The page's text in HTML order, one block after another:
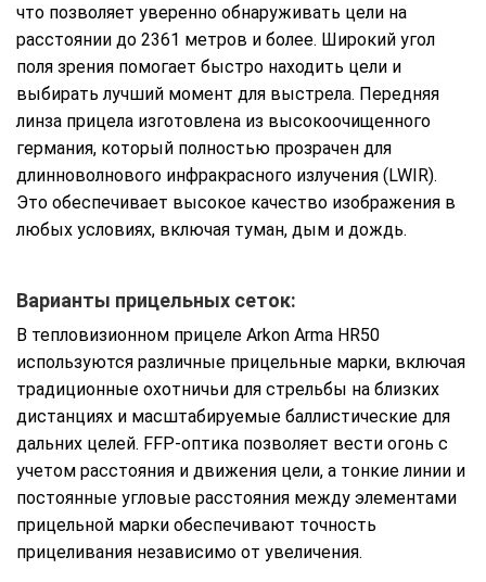
что позволяет уверенно обнаруживать цели на
расстоянии до 2361 метров и более. Широкий угол
поля зрения помогает быстро находить цели и
выбирать лучший момент для выстрела. Передняя
линза прицела изготовлена из высокоочищенного
германия, который полностью прозрачен для
длинноволнового инфракрасного излучения (LWIR).
Это обеспечивает высокое качество изображения в
любых условиях, включая туман, дым и дождь.
Варианты прицельных сеток:
В тепловизионном прицеле Arkon Arma HR50
используются различные прицельные марки, включая
традиционные охотничьи для стрельбы на близких
дистанциях и масштабируемые баллистические для
дальних целей. FFP-оптика позволяет вести огонь с
учетом расстояния и движения цели, а тонкие линии и
постоянные угловые расстояния между элементами
прицельной марки обеспечивают точность
прицеливания независимо от увеличения.